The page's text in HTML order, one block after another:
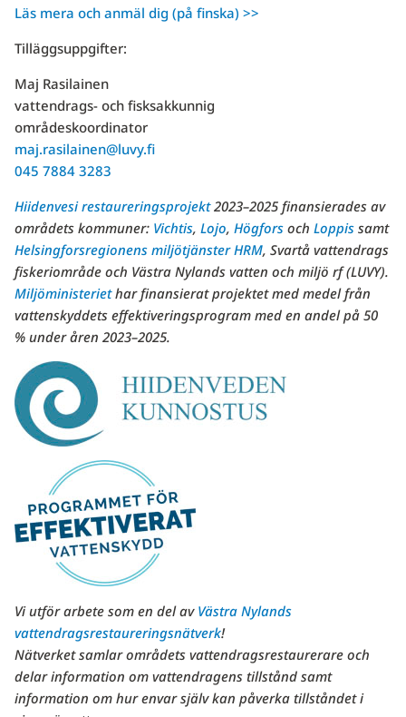
Läs mera och anmäl dig (på finska) >>
Tilläggsuppgifter:
Maj Rasilainen
vattendrags- och fisksakkunnig
områdeskoordinator
maj.rasilainen@luvy.fi
045 7884 3283
Hiidenvesi restaureringsprojekt 2023–2025 finansierades av
områdets kommuner: Vichtis, Lojo, Högfors och Loppis samt
Helsingforsregionens miljötjänster HRM, Svartå vattendrags
fiskeriområde och Västra Nylands vatten och miljö rf (LUVY).
Miljöministeriet har finansierat projektet med medel från
vattenskyddets effektiveringsprogram med en andel på 50
% under åren 2023–2025.
Vi utför arbete som en del av Västra Nylands
vattendragsrestaureringsnätverk!
Nätverket samlar områdets vattendragsrestaurerare och
delar information om vattendragens tillstånd samt
information om hur envar själv kan påverka tillståndet i